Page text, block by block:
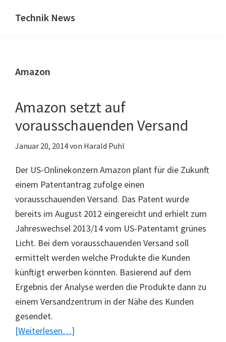
Inhalt
Seitenspalte
Technik News
IT,
&
Amazon
Amazon setzt auf
vorausschauenden Versand
Januar 20, 2014von Harald Puhl
Der US-Onlinekonzern Amazon plant für die Zukunft
einem Patentantrag zufolge einen
vorausschauenden Versand. Das Patent wurde
bereits im August 2012 eingereicht und erhielt zum
Jahreswechsel 2013/14 vom US-Patentamt grünes
Licht. Bei dem vorausschauenden Versand soll
ermittelt werden welche Produkte die Kunden
künftigt erwerben könnten. Basierend auf dem
Ergebnis der Analyse werden die Produkte dann zu
einem Versandzentrum in der Nähe des Kunden
gesendet.
[Weiterlesen…]